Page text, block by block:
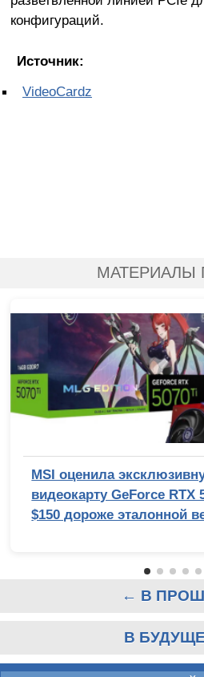
конфигураций.
Источник:
VideoCardz
МАТЕРИАЛЫ
MSI оценила
видеокарту GeForce RTX
$150 дороже эталонной
← В
В